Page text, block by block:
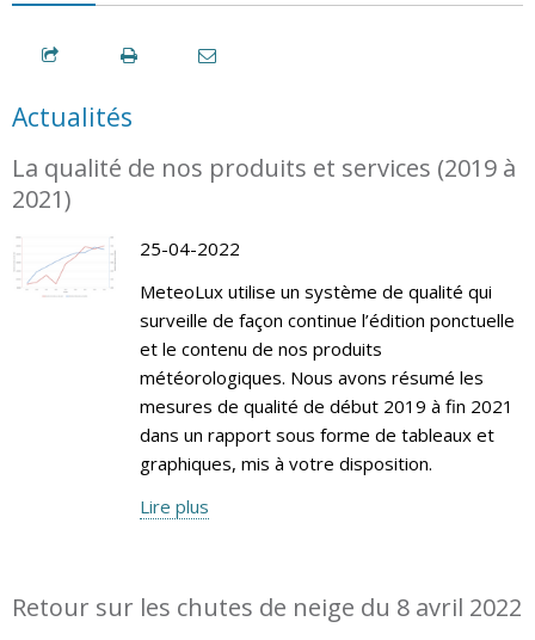
Actualités
La qualité de nos produits et services (2019 à
2021)
25-04-2022
MeteoLux utilise un système de qualité qui
surveille de façon continue l’édition ponctuelle
et le contenu de nos produits
météorologiques. Nous avons résumé les
mesures de qualité de début 2019 à fin 2021
dans un rapport sous forme de tableaux et
graphiques, mis à votre disposition.
Lire plus
Retour sur les chutes de neige du 8 avril 2022